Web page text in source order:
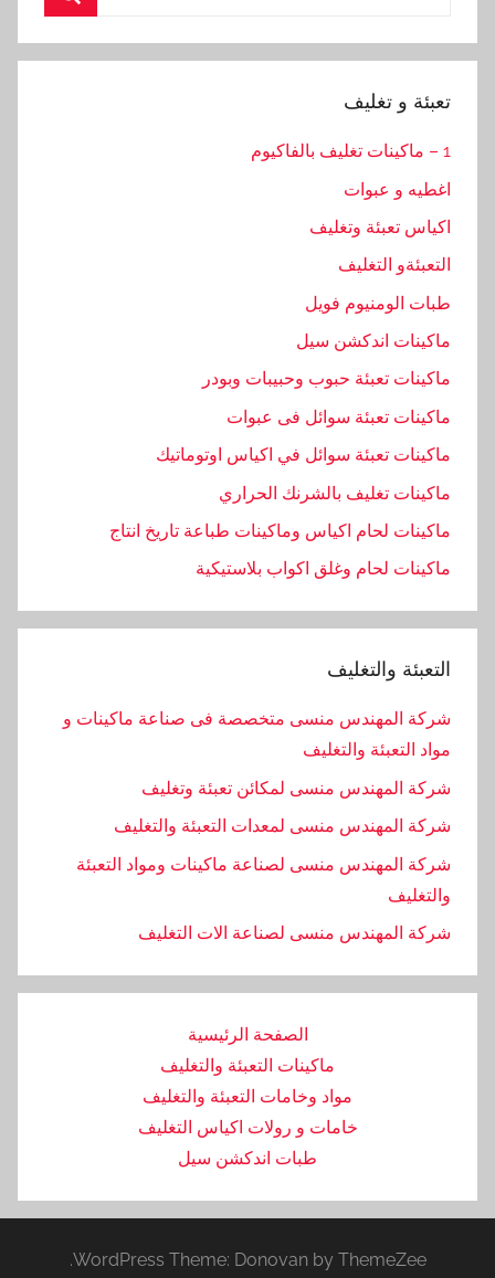
تعبئة و تغليف
1 – ماكينات تغليف بالفاكيوم
اغطيه و عبوات
اكياس تعبئة وتغليف
التعبئةو التغليف
طبات الومنيوم فويل
ماكينات اندكشن سيل
ماكينات تعبئة حبوب وحبيبات وبودر
ماكينات تعبئة سوائل فى عبوات
ماكينات تعبئة سوائل في اكياس اوتوماتيك
ماكينات تغليف بالشرنك الحراري
ماكينات لحام اكياس وماكينات طباعة تاريخ انتاج
ماكينات لحام وغلق اكواب بلاستيكية
التعبئة والتغليف
شركة المهندس منسى متخصصة فى صناعة ماكينات و
مواد التعبئة والتغليف
شركة المهندس منسى لمكائن تعبئة وتغليف
شركة المهندس منسى لمعدات التعبئة والتغليف
شركة المهندس منسى لصناعة ماكينات ومواد التعبئة
والتغليف
‏شركة المهندس منسى لصناعة الات التغليف
الصفحة الرئيسية
ماكينات التعبئة والتغليف
مواد وخامات التعبئة والتغليف
خامات و رولات اكياس التغليف
طبات اندكشن سيل
WordPress Theme: Donovan by ThemeZee.